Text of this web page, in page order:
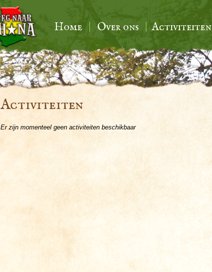
Home Over ons Activiteiten
Activiteiten
Er zijn momenteel geen activiteiten beschikbaar